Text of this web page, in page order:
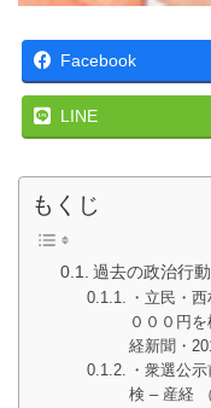
Facebook
LINE
もくじ
過去の政治行
・立民・
０００円
経新聞・
・衆選公
検 – 産経